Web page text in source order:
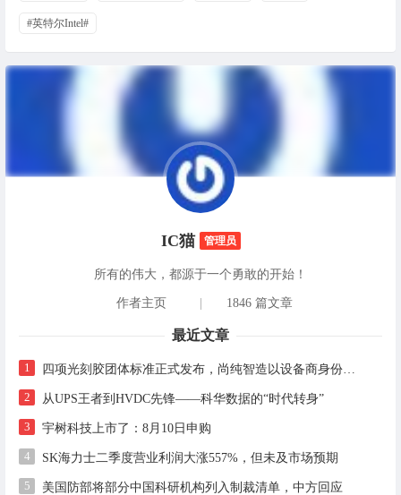
#英特尔Intel#
IC猫 管理员
所有的伟大，都源于一个勇敢的开始！
作者主页 | 1846 篇文章
最近文章
1
2 从UPS王者到HVDC先锋——科华数据的“时代转身”
3 宇树科技上市了：8月10日申购
4 SK海力士二季度营业利润大涨557%，但未及市场预期
5 美国防部将部分中国科研机构列入制裁清单，中方回应